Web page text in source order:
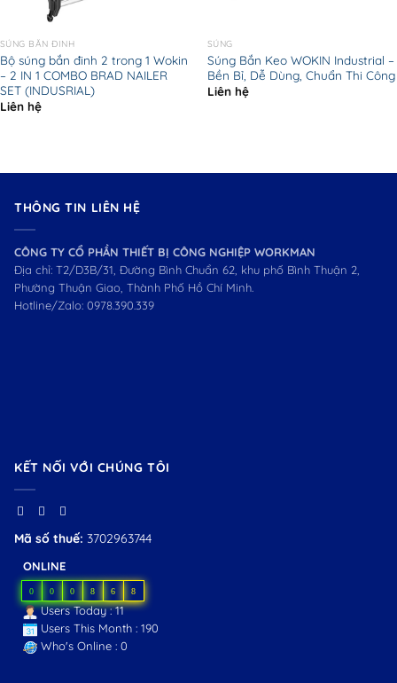
SÚNG BẮN ĐINH
Bộ súng bắn đinh 2 trong 1 Wokin
– 2 IN 1 COMBO BRAD NAILER
SET (INDUSRIAL)
Liên hệ
SÚNG
Súng Bắn Keo WOKIN Industrial –
Bền Bỉ, Dễ Dùng, Chuẩn Thi Công
Liên hệ
THÔNG TIN LIÊN HỆ
CÔNG TY CỔ PHẦN THIẾT BỊ CÔNG NGHIỆP WORKMAN
Địa chỉ: T2/D3B/31, Đường Bình Chuẩn 62, khu phố Bình Thuận 2,
Phường Thuận Giao, Thành Phố Hồ Chí Minh.
Hotline/Zalo: 0978.390.339
KẾT NỐI VỚI CHÚNG TÔI
Mã số thuế: 3702963744
ONLINE
0 0 0 8 6 8
Users Today : 11
Users This Month : 190
Who's Online : 0